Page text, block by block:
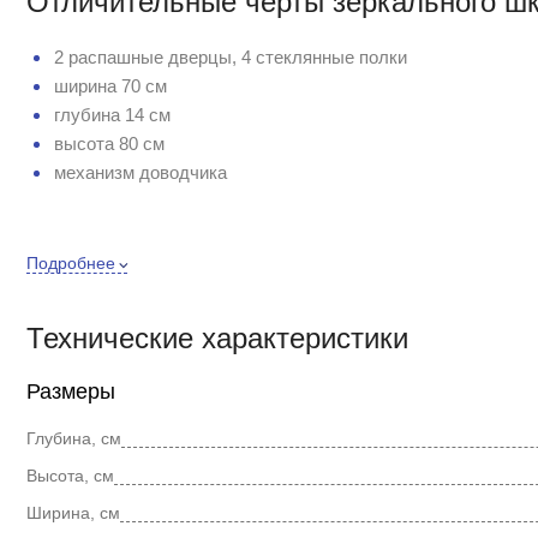
2 распашные дверцы, 4 стеклянные полки
ширина 70 см
глубина 14 см
высота 80 см
механизм доводчика
Купить зеркальный шкаф Marka One Mix 70 см по
Подробнее
Технические характеристики
Размеры
Глубина, см
Высота, см
Ширина, см